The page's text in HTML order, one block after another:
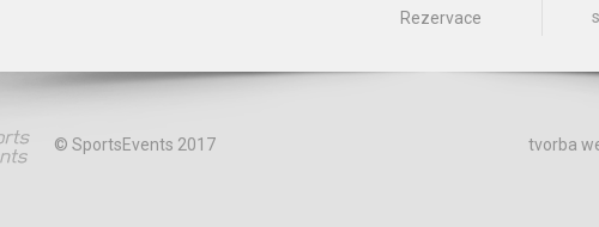
Rezervace
© SportsEvents 2017 tvorba